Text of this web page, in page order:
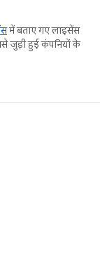
में बताए गए लाइसेंस
जुड़ी हुई कंपनियों के